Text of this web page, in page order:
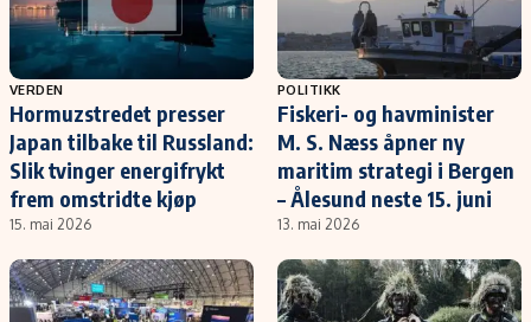
VERDEN
Hormuzstredet presser
Japan tilbake til Russland:
Slik tvinger energifrykt
frem omstridte kjøp
15. mai 2026
POLITIKK
Fiskeri- og havminister
M. S. Næss åpner ny
maritim strategi i Bergen
– Ålesund neste 15. juni
13. mai 2026